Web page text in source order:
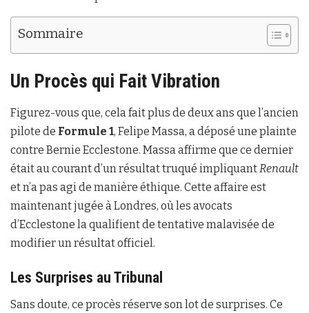
Sommaire
Un Procès qui Fait Vibration
Figurez-vous que, cela fait plus de deux ans que l’ancien
pilote de Formule 1, Felipe Massa, a déposé une plainte
contre Bernie Ecclestone. Massa affirme que ce dernier
était au courant d’un résultat truqué impliquantRenault
et n’a pas agi de manière éthique. Cette affaire est
maintenant jugée à Londres, où les avocats
d’Ecclestone la qualifient de tentative malavisée de
modifier un résultat officiel.
Les Surprises au Tribunal
Sans doute, ce procès réserve son lot de surprises. Ce